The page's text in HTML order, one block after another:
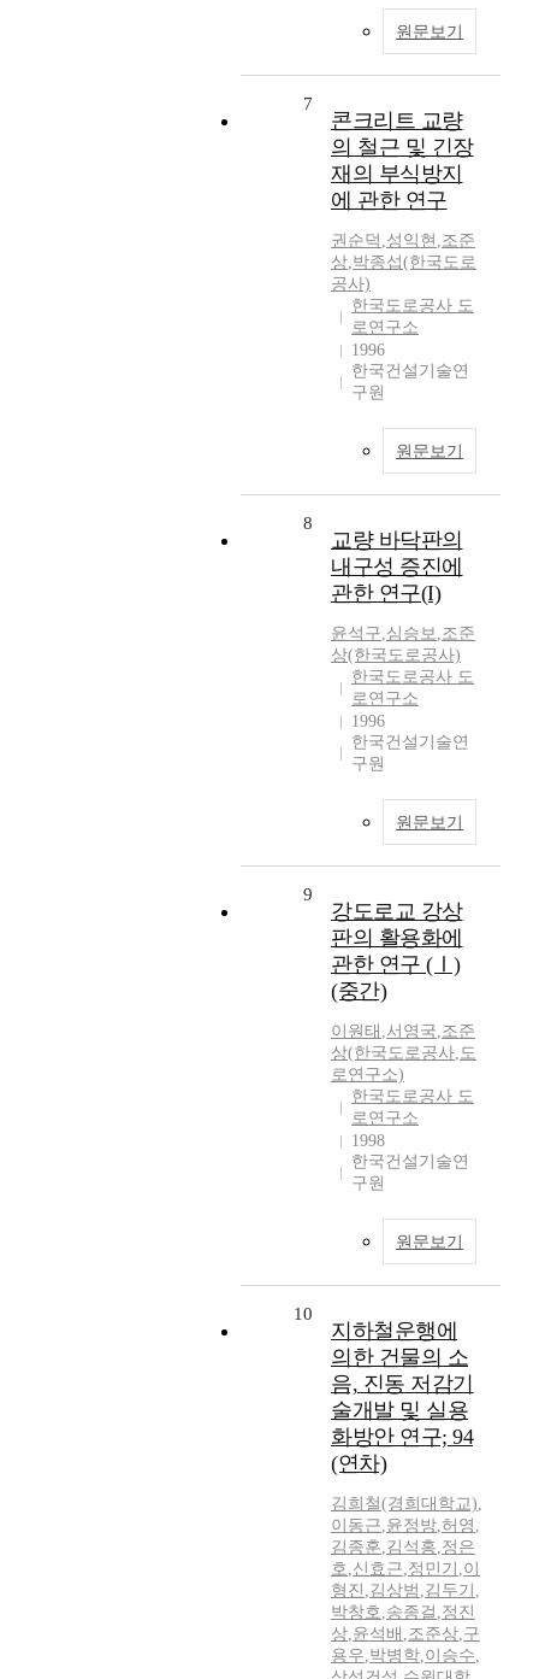
원문보기
7
콘크리트 교량
의 철근 및 긴장
재의 부식방지
에 관한 연구
권순덕 ,성익현 ,조준
상,박종섭(한국도로
공사)
한국도로공사 도
로연구소
1996
한국건설기술연
구원
원문보기
8
교량 바닥판의
내구성 증진에
관한 연구(I)
윤석구,심승보,조준
상(한국도로공사)
한국도로공사 도
로연구소
1996
한국건설기술연
구원
원문보기
9
강도로교 강상
판의 활용화에
관한 연구 (Ⅰ)
(중간)
이원태 ,서영국,조준
상(한국도로공사,도
로연구소)
한국도로공사 도
로연구소
1998
한국건설기술연
구원
원문보기
10
지하철운행에
의한 건물의 소
음, 진동 저감기
술개발 및 실용
화방안 연구; 94
(연차)
김희철(경희대학교),
이동근,윤정방,허영 ,
김종훈,김석홍,정은
호,신효근,정민기 ,이
형진 ,김상범 ,김두기 ,
박창호,송종걸 ,정진
상,윤석배 ,조준상,구
용우,박병학,이승수,